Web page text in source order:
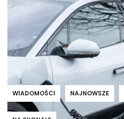
WIADOMOŚCI NAJNOWSZE